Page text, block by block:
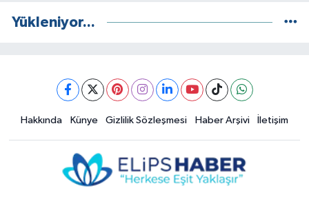
Yükleniyor...
Hakkında Künye Gizlilik Sözleşmesi Haber Arşivi İletişim